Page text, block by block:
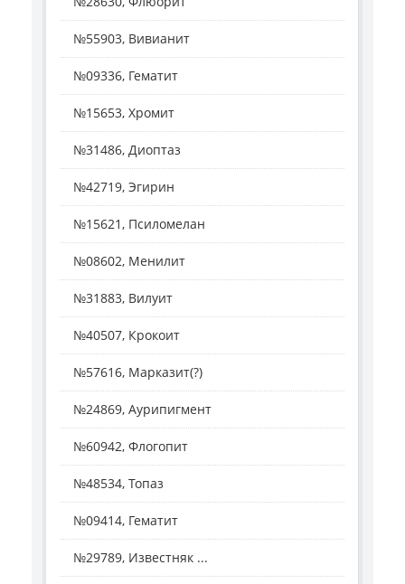
№55903, Вивианит
№09336, Гематит
№15653, Хромит
№31486, Диоптаз
№42719, Эгирин
№15621, Псиломелан
№08602, Менилит
№31883, Вилуит
№40507, Крокоит
№57616, Марказит(?)
№24869, Аурипигмент
№60942, Флогопит
№48534, Топаз
№09414, Гематит
№29789, Известняк ...